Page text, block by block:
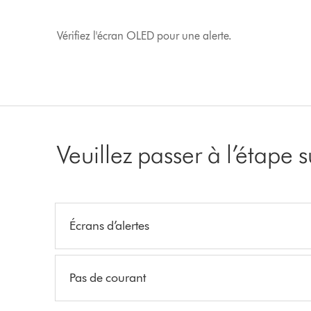
Vérifiez l'écran OLED pour une alerte.
Veuillez passer à l’étape
Écrans d’alertes
Pas de courant